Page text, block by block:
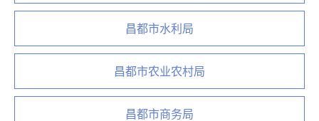
昌都市水利局
昌都市农业农村局
昌都市商务局